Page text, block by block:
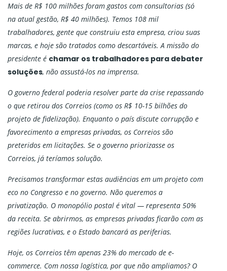
Mais de R$ 100 milhões foram gastos com consultorias (só
na atual gestão, R$ 40 milhões). Temos 108 mil
trabalhadores, gente que construiu esta empresa, criou suas
marcas, e hoje são tratados como descartáveis. A missão do
presidente é chamar os trabalhadores para debater
soluções, não assustá-los na imprensa.
O governo federal poderia resolver parte da crise repassando
o que retirou dos Correios (como os R$ 10-15 bilhões do
projeto de fidelização). Enquanto o país discute corrupção e
favorecimento a empresas privadas, os Correios são
preteridos em licitações. Se o governo priorizasse os
Correios, já teríamos solução.
Precisamos transformar estas audiências em um projeto com
eco no Congresso e no governo. Não queremos a
privatização. O monopólio postal é vital — representa 50%
da receita. Se abrirmos, as empresas privadas ficarão com as
regiões lucrativas, e o Estado bancará as periferias.
Hoje, os Correios têm apenas 23% do mercado de e-
commerce. Com nossa logística, por que não ampliamos? O